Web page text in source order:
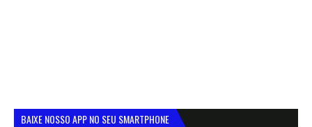
BAIXE NOSSO APP NO SEU SMARTPHONE